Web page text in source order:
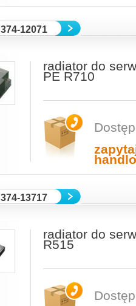
374-12071
radiator do
PE R710
374-13717
radiator do
R515